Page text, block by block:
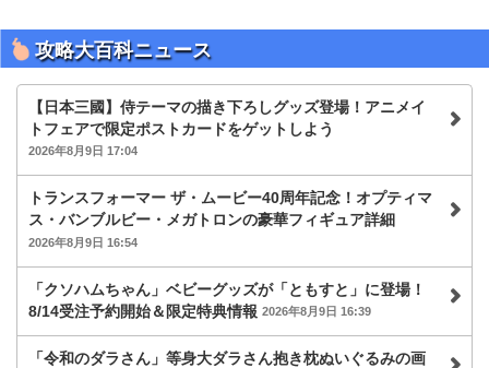
攻略大百科ニュース
【日本三國】侍テーマの描き下ろしグッズ登場！アニメイ
トフェアで限定ポストカードをゲットしよう
2026年8月9日 17:04
トランスフォーマー ザ・ムービー40周年記念！オプティマ
ス・バンブルビー・メガトロンの豪華フィギュア詳細
2026年8月9日 16:54
「クソハムちゃん」ベビーグッズが「ともすと」に登場！
8/14受注予約開始＆限定特典情報 2026年8月9日 16:39
「令和のダラさん」等身大ダラさん抱き枕ぬいぐるみの画